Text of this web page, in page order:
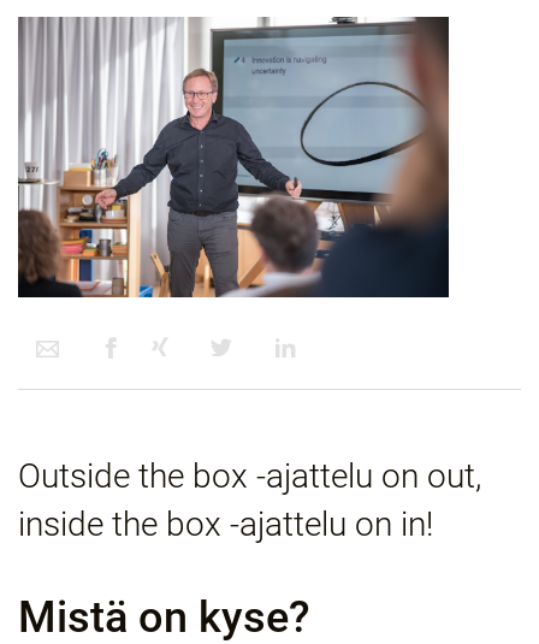
Outside the box -ajattelu on out,
inside the box -ajattelu on in!
Mistä on kyse?